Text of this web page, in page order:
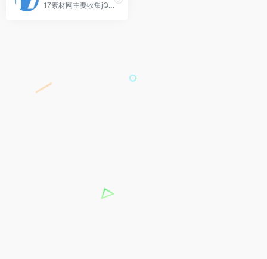
17素材网主要收集jQuery网页特效、jQuery网页代码、网站模板、网页模板、企业模板、商城模板、图标等素材,为html网站模板开发人员提供高效率的工作方式。